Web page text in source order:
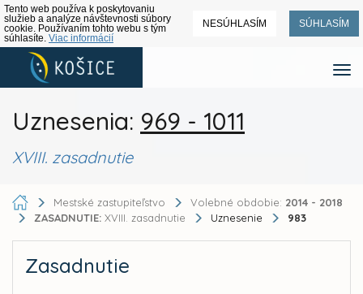
Tento web používa k poskytovaniu
služieb a analýze návštevnosti súbory
cookie. Používaním tohto webu s tým
súhlasíte. Viac informácií
NESÚHLASÍM SÚHLASÍM
Uznesenia: 969 - 1011
XVIII. zasadnutie
Mestské zastupiteľstvo Volebné obdobie: 2014 - 2018
ZASADNUTIE: XVIII. zasadnutie Uznesenie 983
Zasadnutie